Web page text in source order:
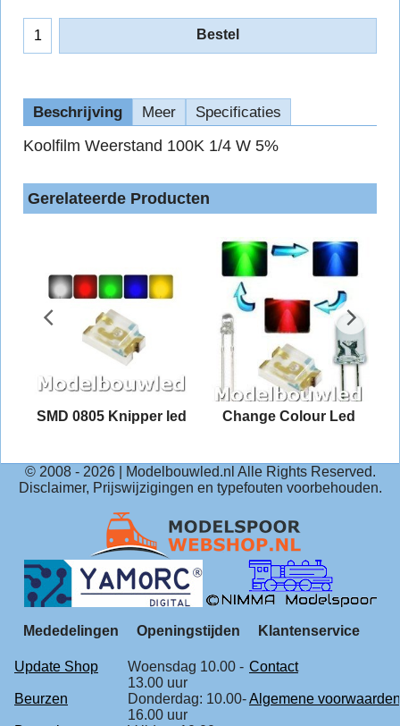
Bestel
Beschrijving Meer Specificaties
Koolfilm Weerstand 100K 1/4 W 5%
Gerelateerde Producten
SMD 0805 Knipper led Change Colour Led
© 2008 - 2026| Modelbouwled.nl Alle Rights Reserved.
Disclaimer, Prijswijzigingen en typefouten voorbehouden.
Mededelingen Openingstijden Klantenservice
Update Shop
Woensdag 10.00 -
13.00 uur
Contact
Beurzen
Donderdag: 10.00-
16.00 uur
Algemene voorwaarden